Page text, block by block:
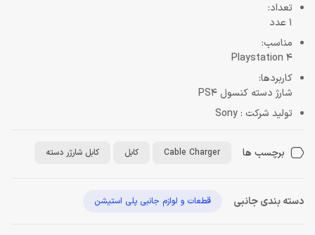
تعداد:
1 عدد
مناسب:
Playstation 4
کاربردها:
شارژ دسته‌ کنسول PS4
تولید شرکت : Sony
برچسب ها Cable Charger کابل کابل شارژر دسته
دسته بندی جانبی قطعات و لوازم جانبی پلی استیشن